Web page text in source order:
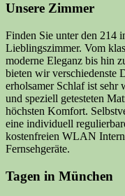
Unsere Zimmer
Finden Sie unter den 214
Lieblingszimmer. Vom
moderne Eleganz bis hin
bieten wir verschiedenste
erholsamer Schlaf ist sehr
und speziell getesteten
höchsten Komfort.
eine individuell
kostenfreien WLAN
Fernsehgeräte.
Tagen in München